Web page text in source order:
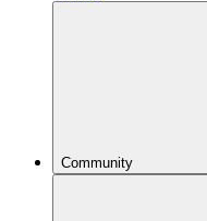
Community